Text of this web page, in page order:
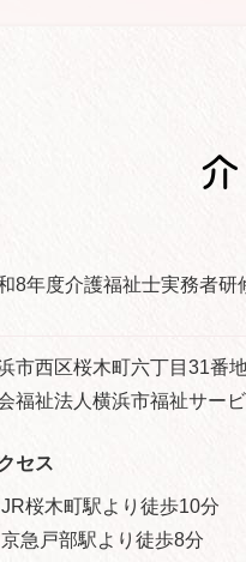
8年度介護福祉士実務者研
市西区桜木町六丁目31番
福祉法人横浜市福祉サー
セス
JR桜木町駅より徒歩10分
京急戸部駅より徒歩8分